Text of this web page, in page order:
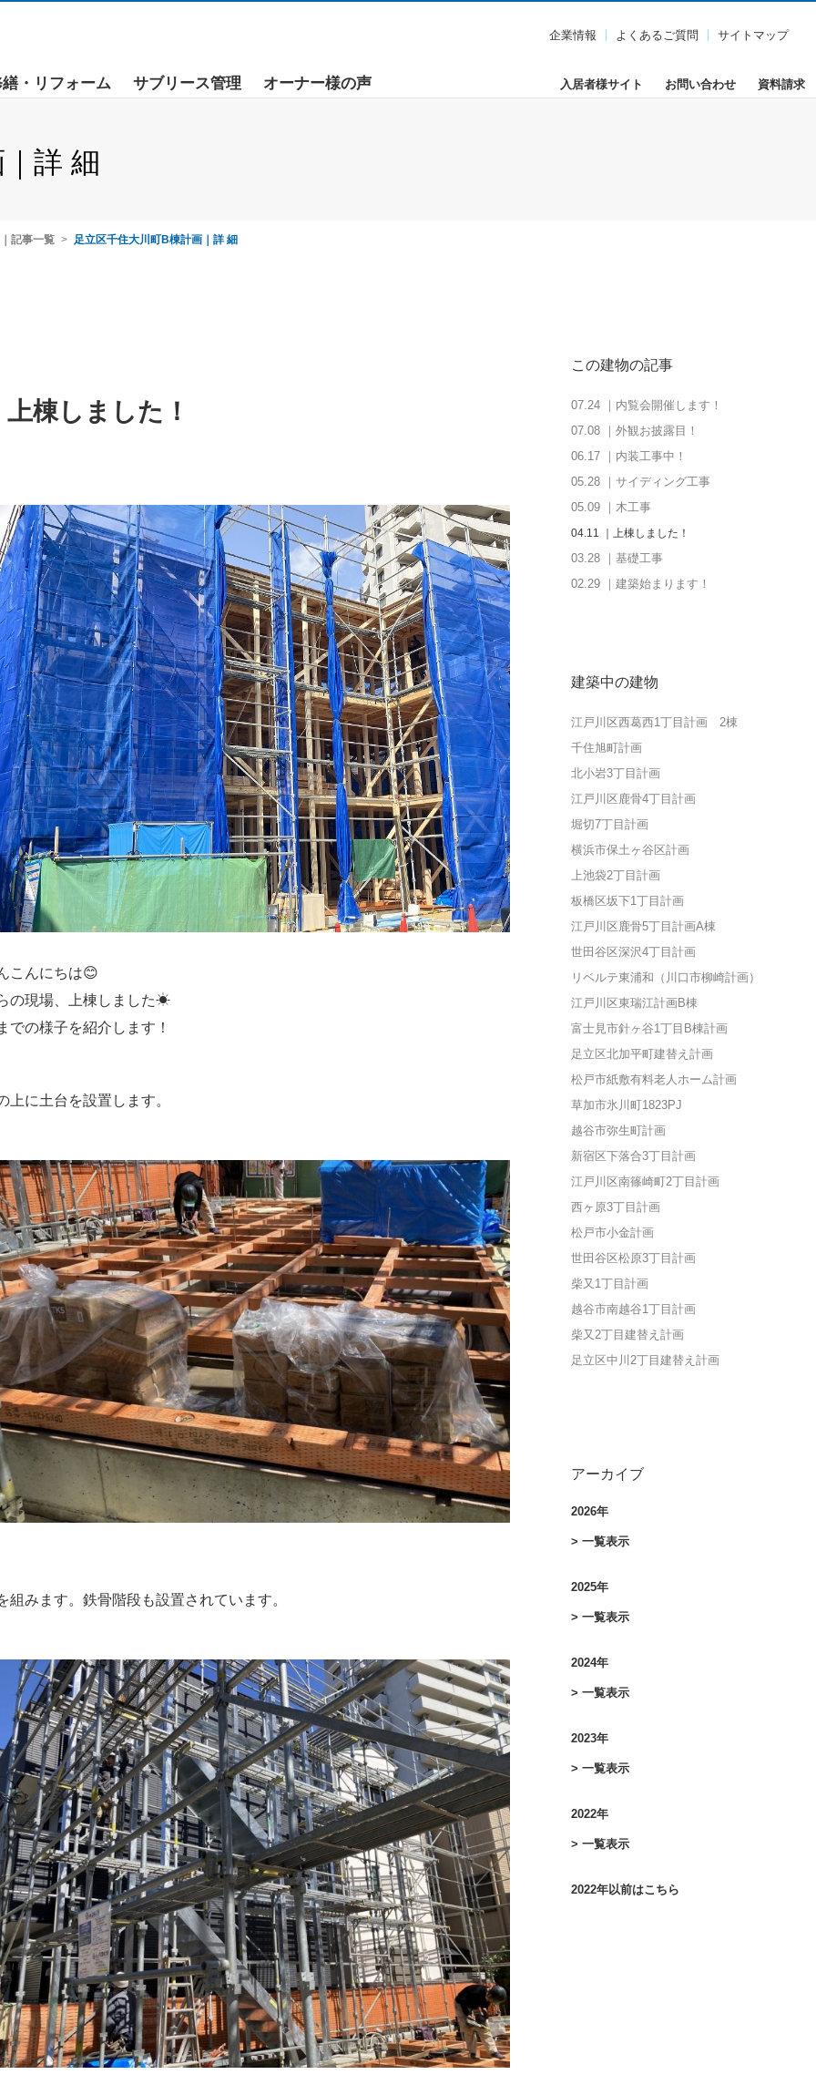
企業情報 よくあるご質問 サイトマップ
・リフォーム サブリース管理 オーナー様の声 入居者様サイト お問い合わせ 資料請求
詳 細
記事一覧 足立区千住大川町B棟計画｜詳 細
上棟しました！
こんにちは😊
の現場、上棟しました☀
での様子を紹介します！
上に土台を設置します。
組みます。鉄骨階段も設置されています。
この建物の記事
07.24 ｜内覧会開催します！
07.08 ｜外観お披露目！
06.17 ｜内装工事中！
05.28 ｜サイディング工事
05.09 ｜木工事
04.11 ｜上棟しました！
03.28 ｜基礎工事
02.29 ｜建築始まります！
建築中の建物
江戸川区西葛西1丁目計画 2棟
千住旭町計画
北小岩3丁目計画
江戸川区鹿骨4丁目計画
堀切7丁目計画
横浜市保土ヶ谷区計画
上池袋2丁目計画
板橋区坂下1丁目計画
江戸川区鹿骨5丁目計画A棟
世田谷区深沢4丁目計画
リベルテ東浦和（川口市柳崎計画）
江戸川区東瑞江計画B棟
富士見市針ヶ谷1丁目B棟計画
足立区北加平町建替え計画
松戸市紙敷有料老人ホーム計画
草加市氷川町1823PJ
越谷市弥生町計画
新宿区下落合3丁目計画
江戸川区南篠崎町2丁目計画
西ヶ原3丁目計画
松戸市小金計画
世田谷区松原3丁目計画
柴又1丁目計画
越谷市南越谷1丁目計画
柴又2丁目建替え計画
足立区中川2丁目建替え計画
アーカイブ
2026年
> 一覧表示
2025年
> 一覧表示
2024年
> 一覧表示
2023年
> 一覧表示
2022年
> 一覧表示
2022年以前はこちら